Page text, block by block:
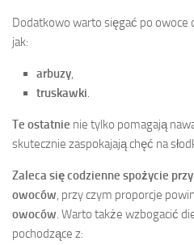
Dodatkowo warto sięgać po owoce
jak:
arbuzy,
truskawki.
Te ostatnie nie tylko pomagają
skutecznie zaspokajają chęć na
Zaleca się codzienne spożycie
owoców, przy czym proporcje
owoców. Warto także wzbogacić
pochodzące z: